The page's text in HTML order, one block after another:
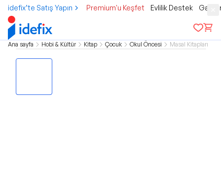
idefix’te Satış Yapın Premium'u Keşfet Evlilik Destek
Ana sayfa Hobi & Kültür Kitap Çocuk Okul Öncesi Masal Kitapları